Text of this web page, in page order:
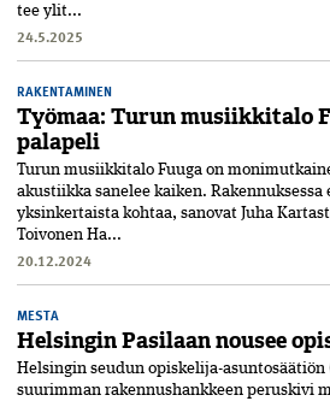
tee ylit...
24.5.2025
RAKENTAMINEN
Työmaa: Turun musiikkitalo
palapeli
Turun musiikkitalo Fuuga on
akustiikka sanelee kaiken.
yksin­kertaista kohtaa, sanovat Juha
Toivonen Ha...
20.12.2024
MESTA
Helsingin Pasilaan nousee
Helsingin seudun opiskelija-­
suurimman rakennushankkeen peruskivi